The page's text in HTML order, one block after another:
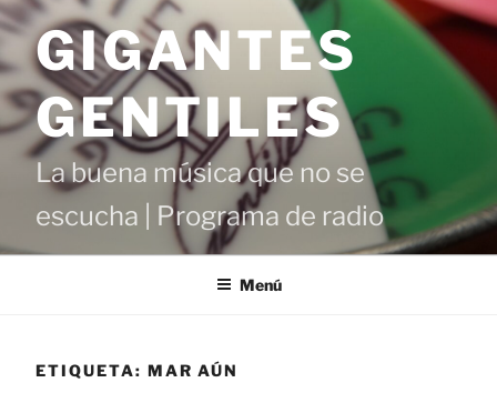
Saltar
contenido
GIGANTES
GENTILES
La buena música que no se
escucha | Programa de radio
Menú
ETIQUETA: MAR AÚN